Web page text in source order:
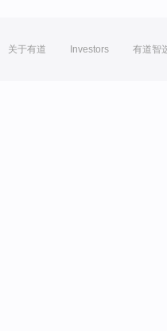
关于有道 Investors 有道智